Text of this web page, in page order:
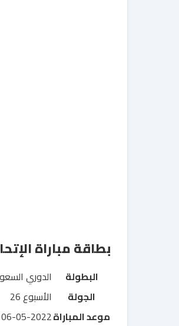
بطاقة مباراة
البطولة
الدوري
الجولة
الأسبوع 26
موعد المباراة06-05-2022